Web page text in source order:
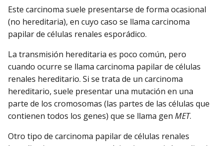
Este carcinoma suele presentarse de forma ocasional
(no hereditaria), en cuyo caso se llama carcinoma
papilar de células renales esporádico.
La transmisión hereditaria es poco común, pero
cuando ocurre se llama carcinoma papilar de células
renales hereditario. Si se trata de un carcinoma
hereditario, suele presentar una mutación en una
parte de los cromosomas (las partes de las células que
contienen todos los genes) que se llama gen MET.
Otro tipo de carcinoma papilar de células renales